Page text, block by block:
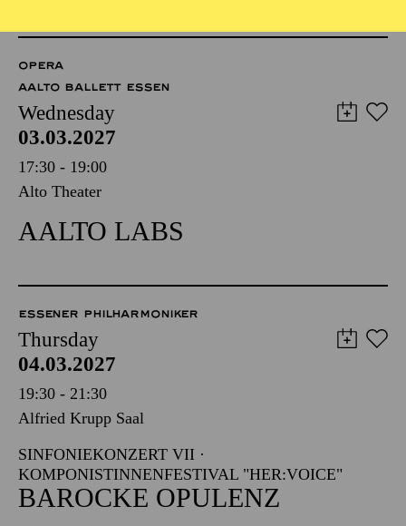
OPERA
AALTO BALLETT ESSEN
Wednesday
03.03.2027
17:30 - 19:00
Alto Theater
AALTO LABS
ESSENER PHILHARMONIKER
Thursday
04.03.2027
19:30 - 21:30
Alfried Krupp Saal
SINFONIEKONZERT VII ·
KOMPONISTINNENFESTIVAL "HER:VOICE"
BAROCKE OPULENZ